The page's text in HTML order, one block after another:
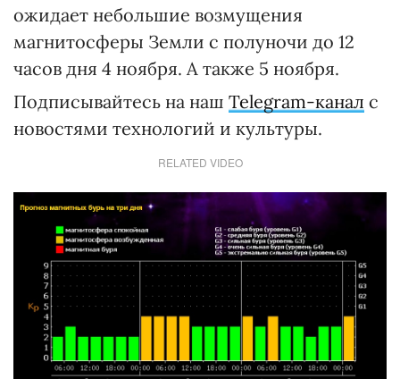
ожидает небольшие возмущения
магнитосферы Земли с полуночи до 12
часов дня 4 ноября. А также 5 ноября.
Подписывайтесь на наш Telegram-канал с
новостями технологий и культуры.
RELATED VIDEO